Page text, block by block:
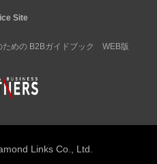
Site
ための B2Bガイドブック WEB版
Links Co., Ltd.